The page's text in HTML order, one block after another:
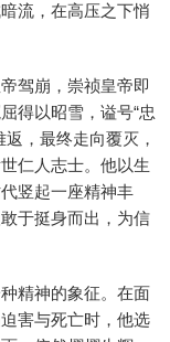
流，在高压之下悄
驾崩，崇祯皇帝即
得以昭雪，谥号“忠
，最终走向覆灭，
仁人志士。他以生
竖起一座精神丰
于挺身而出，为信
精神的象征。在面
害与死亡时，他选